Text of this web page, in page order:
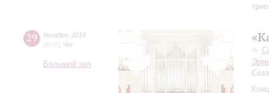
29 декабря 2016
20:00 Чт
Большой зал